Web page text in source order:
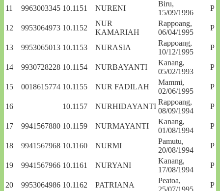
11 9963003345 10.1151 NURENI
Biru,
15/09/1996
P
12 9953064973 10.1152
NUR
KAMARIAH
Rappoang,
06/04/1995
P
13 9953065013 10.1153 NURASIA
Rappoang,
10/12/1995
P
14 9930728228 10.1154 NURBAYANTI
Kanang,
05/02/1993
P
15 0018615774 10.1155 NUR FADILAH
Mammi,
02/06/1995
P
16 10.1157 NURHIDAYANTI
Rappoang,
08/09/1994
P
17 9941567880 10.1159 NURMAYANTI
Kanang,
01/08/1994
P
18 9941567968 10.1160 NURMI
Pamutu,
20/08/1994
P
19 9941567966 10.1161 NURYANI
Kanang,
17/08/1994
P
20 9953064986 10.1162 PATRIANA
Peatoa,
25/07/1995
P